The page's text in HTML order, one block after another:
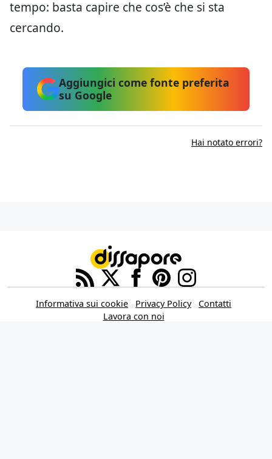
tempo: basta capire che cos’è che si sta
cercando.
Aggiungici come fonte preferita
su Google
Hai notato errori?
Informativa sui cookie Privacy Policy
Contatti
Lavora con noi